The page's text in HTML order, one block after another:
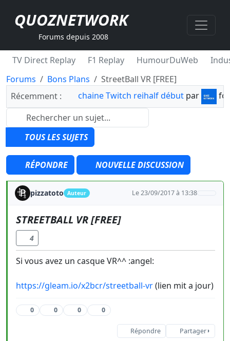
QUOZNETWORK
Forums depuis 2008
TV Direct Replay F1 Replay HumourDuWeb
Forums
Bons Plans
StreetBall VR [FREE]
Récemment :
chaine Twitch reihalf début par
TOUS LES SUJETS
RÉPONDRE NOUVELLE DISCUSSION
pizzatoto Auteur Le 23/09/2017 à 13:38
STREETBALL VR [FREE]
4
Si vous avez un casque VR^^ :angel:
https://gleam.io/x2bcr/streetball-vr(lien mit a jour)
0 0 0 0
Répondre Partager